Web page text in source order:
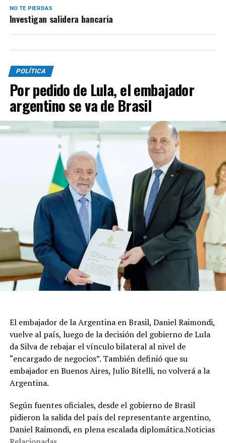
NO TE PIERDAS
Investigan salidera bancaria
POLÍTICA
Por pedido de Lula, el embajador
argentino se va de Brasil
El embajador de la Argentina en Brasil, Daniel Raimondi,
vuelve al país, luego de la decisión del gobierno de Lula
da Silva de rebajar el vínculo bilateral al nivel de
“encargado de negocios”. También definió que su
embajador en Buenos Aires, Julio Bitelli, no volverá a la
Argentina.
Según fuentes oficiales, desde el gobierno de Brasil
pidieron la salida del país del representante argentino,
Daniel Raimondi, en plena escalada diplomática.Noticias